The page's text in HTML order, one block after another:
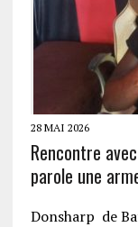
28 MAI 2026
Rencontre
parole une
Donsharp de